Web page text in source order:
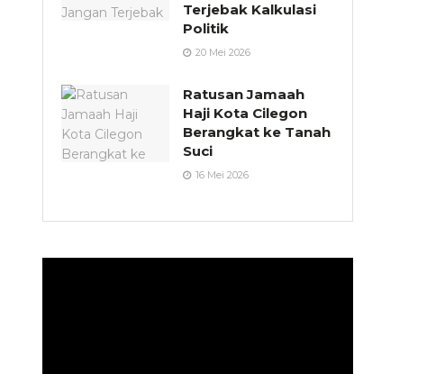
Terjebak Kalkulasi
Politik
20 Mei 2026
Ratusan Jamaah
Haji Kota Cilegon
Berangkat ke Tanah
Suci
16 Mei 2026